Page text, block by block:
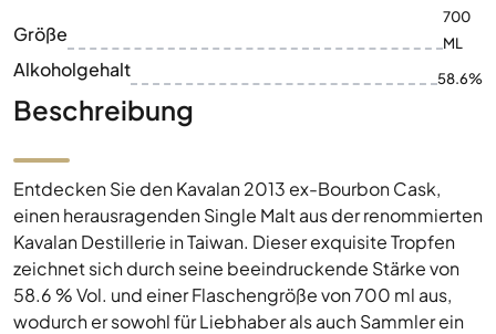
Größe
700
ML
Alkoholgehalt 58.6%
Beschreibung
Entdecken Sie den Kavalan 2013 ex-Bourbon Cask,
einen herausragenden Single Malt aus der renommierten
Kavalan Destillerie in Taiwan. Dieser exquisite Tropfen
zeichnet sich durch seine beeindruckende Stärke von
58.6 % Vol. und einer Flaschengröße von 700 ml aus,
wodurch er sowohl für Liebhaber als auch Sammler ein